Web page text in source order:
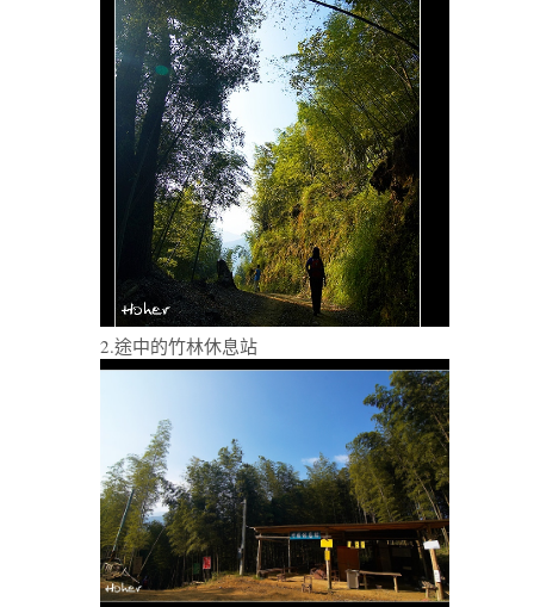
2.途中的竹林休息站